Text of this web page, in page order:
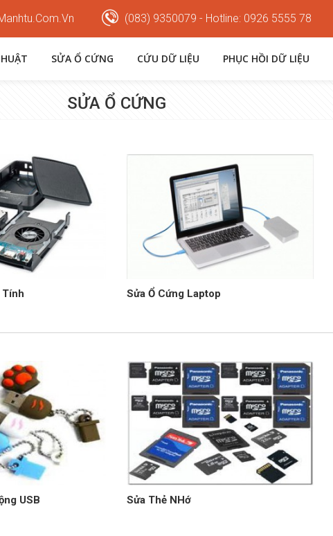
(083) 9350079 - Hotline: 0926 5555 78
SỬA Ổ CỨNG CỨU DỮ LIỆU PHỤC HỒI DỮ LIỆU
SỬA Ổ CỨNG
Tính Sửa Ổ Cứng Laptop
USB Sửa Thẻ NHớ